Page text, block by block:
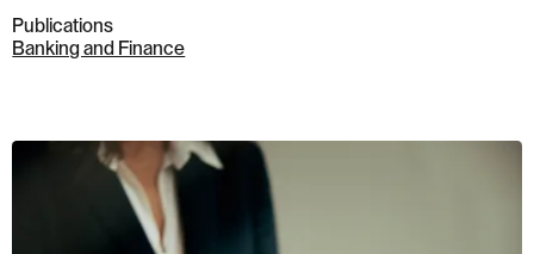
Publications
Banking and Finance